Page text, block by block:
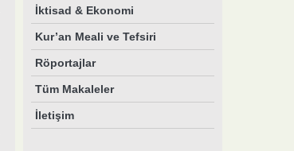
İktisad & Ekonomi
Kur’an Meali ve Tefsiri
Röportajlar
Tüm Makaleler
İletişim